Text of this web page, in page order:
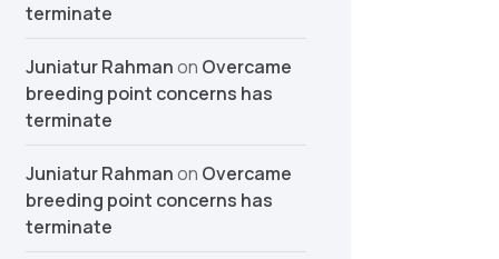
terminate
Juniatur Rahmanon Overcame
breeding point concerns has
terminate
Juniatur Rahmanon Overcame
breeding point concerns has
terminate